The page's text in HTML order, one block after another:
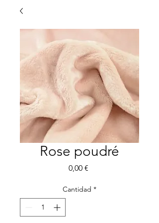
Rose poudré
0,00 €Precio
Cantidad *